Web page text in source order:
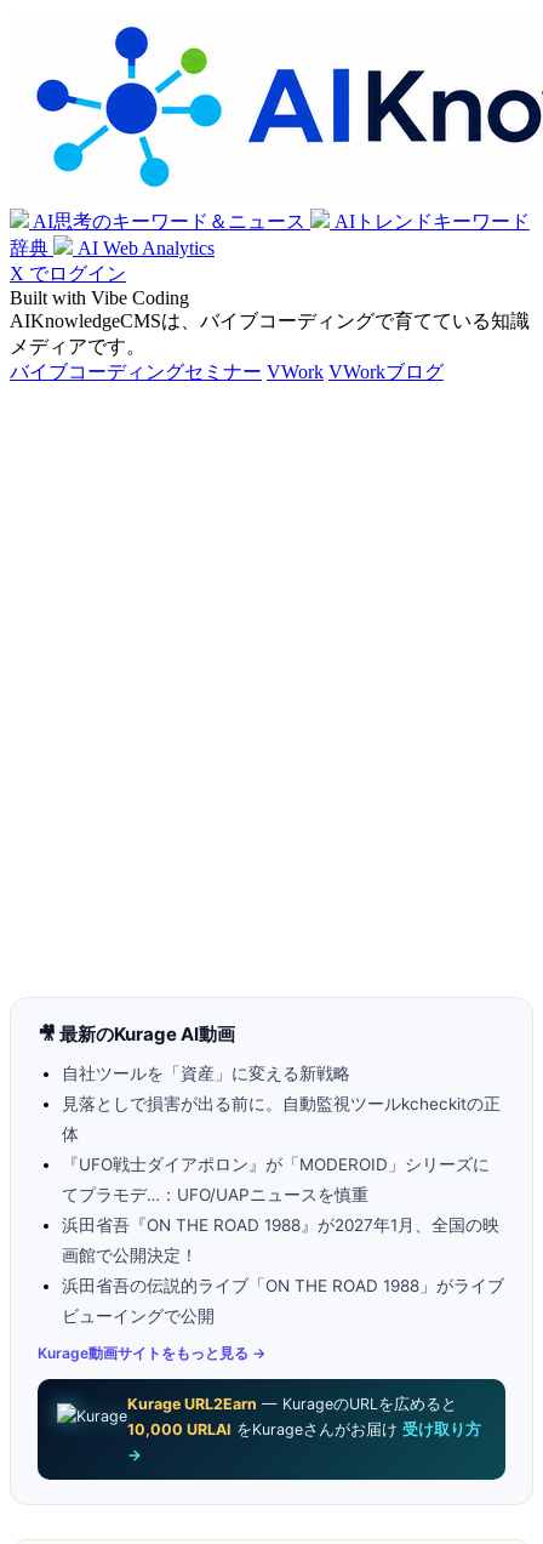
AI思考のキーワード＆ニュース
AIトレンドキーワード
辞典
AI Web Analytics
X でログイン
Built with Vibe Coding
AIKnowledgeCMSは、バイブコーディングで育てている知識
メディアです。
バイブコーディングセミナー VWork VWorkブログ
🎥 最新のKurage AI動画
自社ツールを「資産」に変える新戦略
見落としで損害が出る前に。自動監視ツールkcheckitの正
体
『UFO戦士ダイアポロン』が「MODEROID」シリーズに
てプラモデ…：UFO/UAPニュースを慎重
浜田省吾『ON THE ROAD 1988』が2027年1月、全国の映
画館で公開決定！
浜田省吾の伝説的ライブ「ON THE ROAD 1988」がライブ
ビューイングで公開
Kurage動画サイトをもっと見る →
Kurage URL2Earn — KurageのURLを広めると
10,000 URLAI をKurageさんがお届け 受け取り方
→